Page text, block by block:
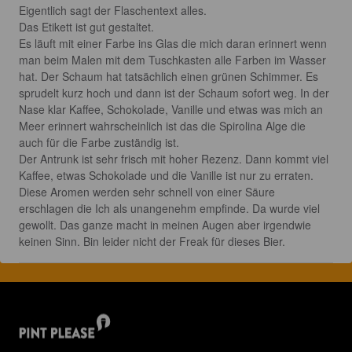
Eigentlich sagt der Flaschentext alles.
Das Etikett ist gut gestaltet.
Es läuft mit einer Farbe ins Glas die mich daran erinnert wenn
man beim Malen mit dem Tuschkasten alle Farben im Wasser
hat. Der Schaum hat tatsächlich einen grünen Schimmer. Es
sprudelt kurz hoch und dann ist der Schaum sofort weg. In der
Nase klar Kaffee, Schokolade, Vanille und etwas was mich an
Meer erinnert wahrscheinlich ist das die Spirolina Alge die
auch für die Farbe zuständig ist.
Der Antrunk ist sehr frisch mit hoher Rezenz. Dann kommt viel
Kaffee, etwas Schokolade und die Vanille ist nur zu erraten.
Diese Aromen werden sehr schnell von einer Säure
erschlagen die Ich als unangenehm empfinde. Da wurde viel
gewollt. Das ganze macht in meinen Augen aber irgendwie
keinen Sinn. Bin leider nicht der Freak für dieses Bier.